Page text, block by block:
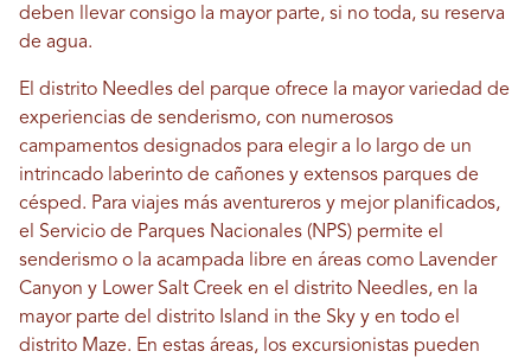
deben llevar consigo la mayor parte, si no toda, su reserva
de agua.
El distrito Needles del parque ofrece la mayor variedad de
experiencias de senderismo, con numerosos
campamentos designados para elegir a lo largo de un
intrincado laberinto de cañones y extensos parques de
césped. Para viajes más aventureros y mejor planificados,
el Servicio de Parques Nacionales (NPS) permite el
senderismo o la acampada libre en áreas como Lavender
Canyon y Lower Salt Creek en el distrito Needles, en la
mayor parte del distrito Island in the Sky y en todo el
distrito Maze. En estas áreas, los excursionistas pueden